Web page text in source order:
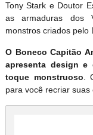
Tony Stark e Doutor
as armaduras dos
monstros criados pelo
O Boneco Capitão
apresenta design e
toque monstruoso.
para você recriar suas